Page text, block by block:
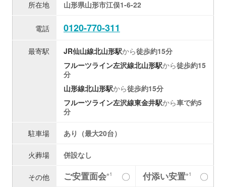
所在地 山形県山形市江俣1-6-22
電話 0120-770-311
最寄駅 JR仙山線北山形駅から徒歩約15分
フルーツライン左沢線北山形駅から徒歩約15
分
山形線北山形駅から徒歩約15分
フルーツライン左沢線東金井駅から車で約5
分
駐車場 あり（最大20台）
火葬場 併設なし
その他 ご安置面会※1 〇 付添い安置※1
〇